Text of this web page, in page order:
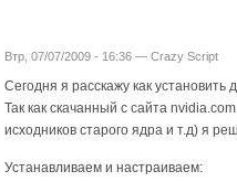
Втр, 07/07/2009 - 16:36 — Crazy Script
Сегодня я расскажу как
Так как скачанный с сайта
исходников старого ядра и т.д) я
Устанавливаем и настраиваем: